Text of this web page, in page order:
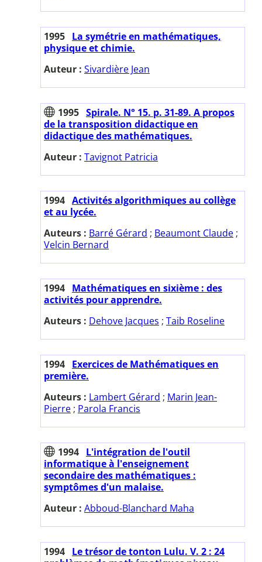
1995 La symétrie en mathématiques,
physique et chimie.
Auteur : Sivardière Jean
1995 Spirale. N° 15. p. 31-89. A propos
de la transposition didactique en
didactique des mathématiques.
Auteur : Tavignot Patricia
1994 Activités algorithmiques au collège
et au lycée.
Auteurs : Barré Gérard ; Beaumont Claude ;
Velcin Bernard
1994 Mathématiques en sixième : des
activités pour apprendre.
Auteurs : Dehove Jacques ; Taib Roseline
1994 Exercices de Mathématiques en
première.
Auteurs : Lambert Gérard ; Marin Jean-
Pierre ; Parola Francis
1994 L'intégration de l'outil
informatique à l'enseignement
secondaire des mathématiques :
symptômes d'un malaise.
Auteur : Abboud-Blanchard Maha
1994 Le trésor de tonton Lulu. V. 2 : 24